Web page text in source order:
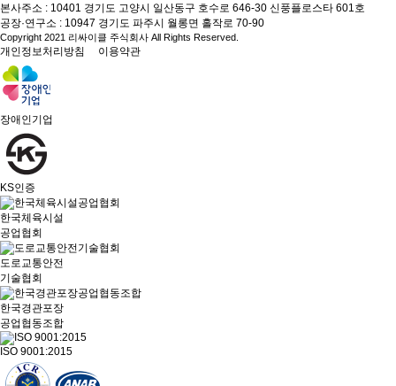
본사주소 : 10401 경기도 고양시 일산동구 호수로 646-30 신풍플로스타 601호
공장·연구소 : 10947 경기도 파주시 월롱면 홀작로 70-90
Copyright 2021 리싸이클 주식회사 All Rights Reserved.
개인정보처리방침 이용약관
장애인기업
KS인증
한국체육시설
공업협회
도로교통안전
기술협회
한국경관포장
공업협동조합
ISO 9001:2015